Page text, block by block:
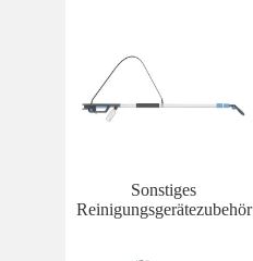
Sonstiges
Reinigungsgerätezubehör